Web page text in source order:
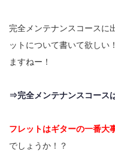
完全メンテナンスコースに
ットについて書いて欲しい
ますねー！
⇒完全メンテナンスコース
フレットはギターの一番大
でしょうか！？